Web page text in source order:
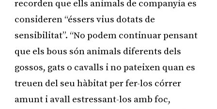
recorden que ells animals de companyia es
consideren “éssers vius dotats de
sensibilitat”. “No podem continuar pensant
que els bous són animals diferents dels
gossos, gats o cavalls i no pateixen quan es
treuen del seu hàbitat per fer-los córrer
amunt i avall estressant-los amb foc,